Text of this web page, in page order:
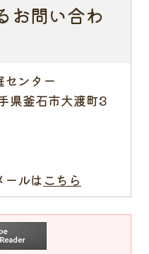
お問い合わ
ンター
県釜石市大渡町3
ールはこちら